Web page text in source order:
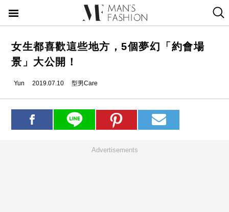
女生都喜歡這些地方，5個夢幻「約會場
景」大公開！
Yun 2019.07.10 型男Care
Advertisements